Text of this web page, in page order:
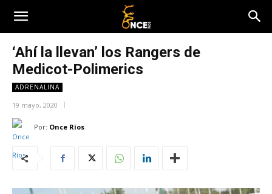
‘Ahí la llevan’ los Rangers de
Medicot-Polimerics
ADRENALINA
19 mayo, 2020
Por: Once Ríos